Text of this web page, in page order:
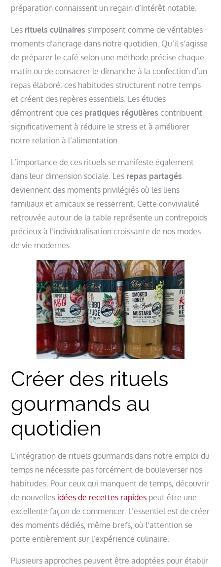
préparation connaissent un regain d’intérêt notable.
Les rituels culinaires s’imposent comme de véritables
moments d’ancrage dans notre quotidien. Qu’il s’agisse
de préparer le café selon une méthode précise chaque
matin ou de consacrer le dimanche à la confection d’un
repas élaboré, ces habitudes structurent notre temps
et créent des repères essentiels. Les études
démontrent que ces pratiques régulières contribuent
significativement à réduire le stress et à améliorer
notre relation à l’alimentation.
L’importance de ces rituels se manifeste également
dans leur dimension sociale. Les repas partagés
deviennent des moments privilégiés où les liens
familiaux et amicaux se resserrent. Cette convivialité
retrouvée autour de la table représente un contrepoids
précieux à l’individualisation croissante de nos modes
de vie modernes.
Créer des rituels
gourmands au
quotidien
L’intégration de rituels gourmands dans notre emploi du
temps ne nécessite pas forcément de bouleverser nos
habitudes. Pour ceux qui manquent de temps, découvrir
de nouvelles idées de recettes rapides peut être une
excellente façon de commencer. L’essentiel est de créer
des moments dédiés, même brefs, où l’attention se
porte entièrement sur l’expérience culinaire.
Plusieurs approches peuvent être adoptées pour établir